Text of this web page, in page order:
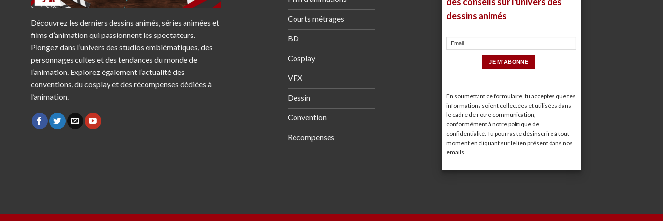
Découvrez les derniers dessins animés, séries animées et
films d’animation qui passionnent les spectateurs.
Plongez dans l’univers des studios emblématiques, des
personnages cultes et des tendances du monde de
l’animation. Explorez également l’actualité des
conventions, du cosplay et des récompenses dédiées à
l’animation.
Courts métrages
BD
Cosplay
VFX
Dessin
Convention
Récompenses
dessins animés
En soumettant ce formulaire, tu acceptes que tes
informations soient collectées et utilisées dans
le cadre de notre communication,
conformément à notrepolitique de
confidentialité. Tu pourras te désinscrire à tout
moment en cliquant sur le lien présent dans nos
emails.